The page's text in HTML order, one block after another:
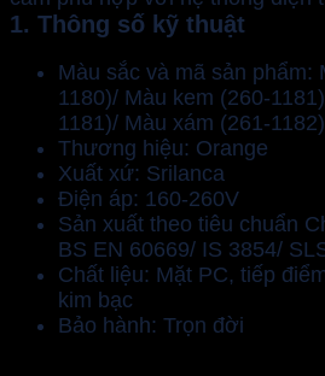
1. Thông số kỹ thuật
Màu sắc và mã sản phẩm:
1180)/ Màu kem (260-
1181)/ Màu xám (261-1182)
Thương hiệu: Orange
Xuất xứ: Srilanca
Điện áp: 160-260V
Sản xuất theo tiêu chuẩn
BS EN 60669/ IS 3854/
Chất liệu: Mặt PC, tiếp
kim bạc
Bảo hành: Trọn đời